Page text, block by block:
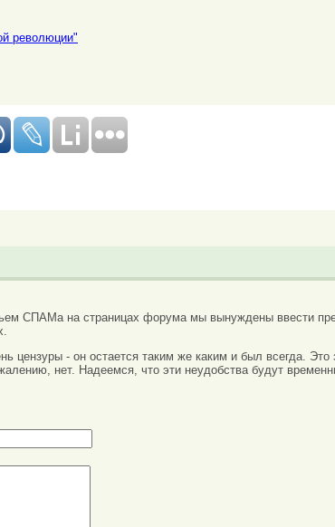
революции"
СПАМа на страницах форума мы вынуждены ввести
цензуры - он остается таким же каким и был всегда.
нет. Надеемся, что эти неудобства будут